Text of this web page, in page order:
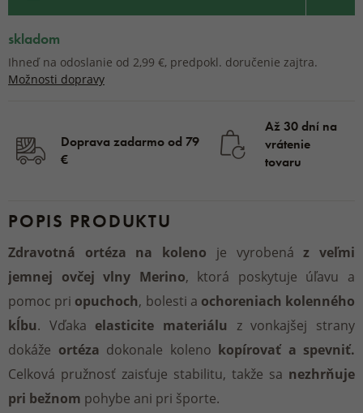
skladom
Ihneď na odoslanie od 2,99 €, predpokl. doručenie zajtra.
Možnosti dopravy
Doprava zadarmo od 79
€
Až 30 dní na
vrátenie
tovaru
POPIS PRODUKTU
Zdravotná ortéza na koleno je vyrobenáz veľmi
jemnej ovčej vlny Merino, ktorá poskytuje úľavu a
pomoc pri opuchoch, bolesti a ochoreniach kolenného
kĺbu. Vďaka elasticite materiálu z vonkajšej strany
dokáže ortéza dokonale koleno kopírovať a spevniť.
Celková pružnosť zaisťuje stabilitu, takže sa nezhrňuje
pri bežnom pohybe ani pri športe.